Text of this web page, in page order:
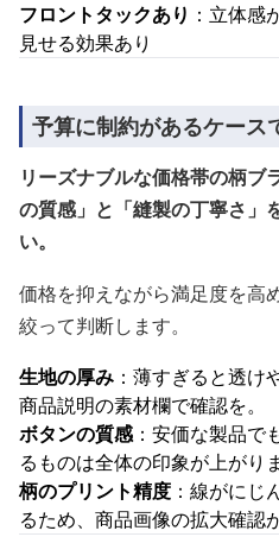
フロントタックあり ：立体感
見せる効果あり
予算に制約があるケース
リーズナブルな価格帯の柄ブ
の質感」と「縫製の丁寧さ」
い。
価格を抑えながら満足度を高
絞って判断します。
生地の厚み ：薄すぎると透け
商品説明の素材欄で確認を。
ボタンの質感：安価な製品で
るものは全体の印象が上がりま
柄のプリント精度 ：線がにじ
るため、商品画像の拡大確認